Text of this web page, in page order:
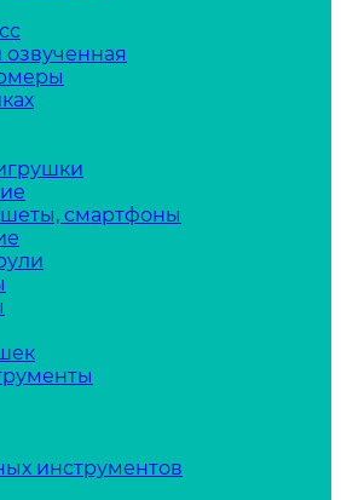
смартфоны
инструментов